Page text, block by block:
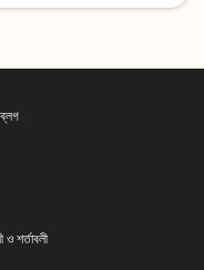
ও শর্তাবলী